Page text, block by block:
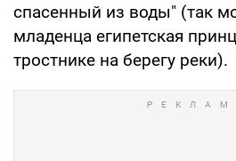
спасенный из воды" (так
младенца египетская
тростнике на берегу реки).